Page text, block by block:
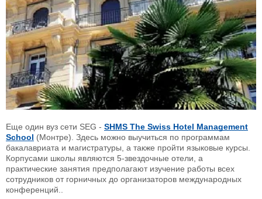
Еще один вуз сети SEG - SHMS The Swiss Hotel Management
School (Монтре). Здесь можно выучиться по программам
бакалавриата и магистратуры, а также пройти языковые курсы.
Корпусами школы являются 5-звездочные отели, а
практические занятия предполагают изучение работы всех
сотрудников от горничных до организаторов международных
конференций..